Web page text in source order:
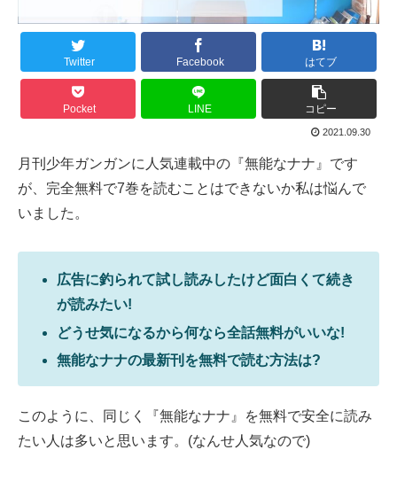
Twitter Facebook はてブ
Pocket LINE コピー
2021.09.30
月刊少年ガンガンに人気連載中の『無能なナナ』です
が、完全無料で7巻を読むことはできないか私は悩んで
いました。
広告に釣られて試し読みしたけど面白くて続き
が読みたい!
どうせ気になるから何なら全話無料がいいな!
無能なナナの最新刊を無料で読む方法は?
このように、同じく『無能なナナ』を無料で安全に読み
たい人は多いと思います。(なんせ人気なので)